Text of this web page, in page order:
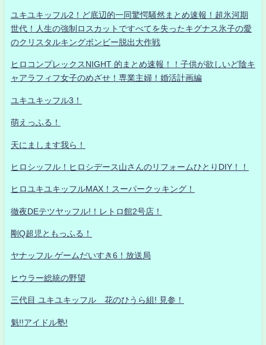
ユキユキッフル2！ど底辺的一同驚愕騒然まとめ速報！超氷河期
世代！人生の強制ロスカットですべてを失ったキグナス氷子の愛
のクリスタルキングボンビー脱出大作戦
ヒロコンプレックスNIGHT 的まとめ速報！！子供が欲しいど陰キ
ャアラフィフ女子のめざせ！専業主婦！婚活計画編
ユキユキッフル3！
萌えっふる！
天にまします我ら！
ヒロシッフル！ヒロシデース山さんのリフォームひとりDIY！！
ヒロユキユキッフルMAX！スーパークッキング！
徹夜DEテツヤッフル!！レトロ館2号店！
剛Q超児ともっふる！
ヤナッフル ゲームだいすき6！放送局
ヒウラー総統の野望
三代目 ユキユキッフル 花のひうら組! 見参！
魁!!アイドル塾!